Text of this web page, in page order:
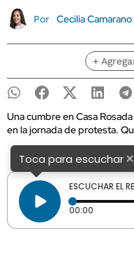
Por Cecilia Camarano
+
Una cumbre en Casa
en la jornada de protesta.
Toca para escuchar×
ESCUCHAR EL
00:00 Tiempo